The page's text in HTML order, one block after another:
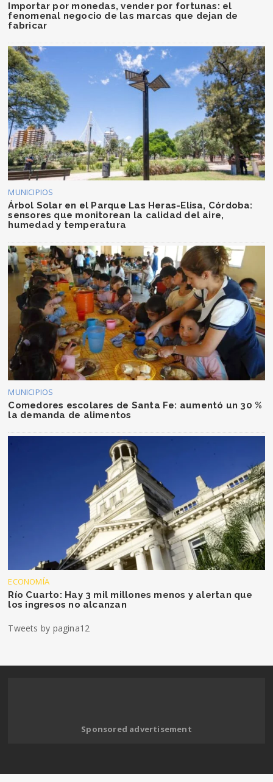
Importar por monedas, vender por fortunas: el
fenomenal negocio de las marcas que dejan de
fabricar
MUNICIPIOS
Árbol Solar en el Parque Las Heras-Elisa, Córdoba:
sensores que monitorean la calidad del aire,
humedad y temperatura
MUNICIPIOS
Comedores escolares de Santa Fe: aumentó un 30 %
la demanda de alimentos
ECONOMÍA
Río Cuarto: Hay 3 mil millones menos y alertan que
los ingresos no alcanzan
Tweets by pagina12
Sponsored advertisement